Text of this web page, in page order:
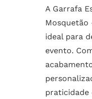
A Garrafa
ideal para
evento.
praticidade